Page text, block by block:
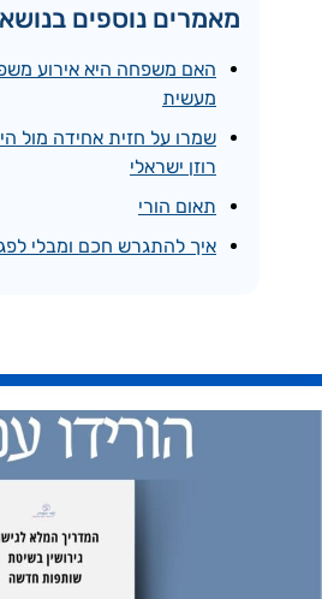
מאמרים נוספים בנושא
האם משפחה היא אירוע
מעשית
שמרו על חזית אחידה מול
רוזן ישראלי
תאום הורי
איך להתגרש חכם ומבלי